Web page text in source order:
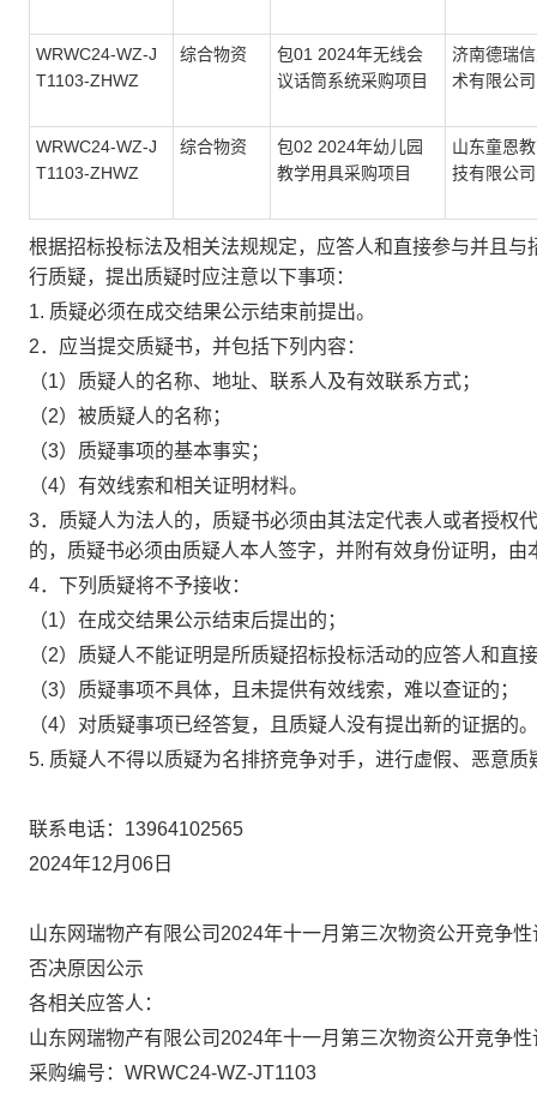
WRWC24-WZ-J
T1103-ZHWZ
综合物资 包01 2024年无线会
议话筒系统采购项目
济南德瑞
术有限公司
WRWC24-WZ-J
T1103-ZHWZ
综合物资 包02 2024年幼儿园
教学用具采购项目
山东童恩
技有限公司
根据招标投标法及相关法规规定， 应答人和直接参与并且与
行质疑，提出质疑时应注意以下事项：
1. 质疑必须在成交结果公示结束前提出。
2．应当提交质疑书，并包括下列内容：
（1）质疑人的名称、地址、联系人及有效联系方式；
（2）被质疑人的名称；
（3）质疑事项的基本事实；
（4）有效线索和相关证明材料。
3．质疑人为法人的，质疑书必须由其法定代表人或者授权
的，质疑书必须由质疑人本人签字，并附有效身份证明，由
4．下列质疑将不予接收：
（1）在成交结果公示结束后提出的；
（2）质疑人不能证明是所质疑招标投标活动的应答人和直
（3）质疑事项不具体，且未提供有效线索，难以查证的；
（4）对质疑事项已经答复，且质疑人没有提出新的证据的。
5. 质疑人不得以质疑为名排挤竞争对手，进行虚假、恶意
联系电话：13964102565
2024年12月 06 日
山东网瑞物产有限公司 2024年十一月第三次物资公开竞争性
否决原因公示
各相关应答人：
山东网瑞物产有限公司2024年十一月第三次物资公开竞争
采购编号： WRWC24-WZ-JT1103